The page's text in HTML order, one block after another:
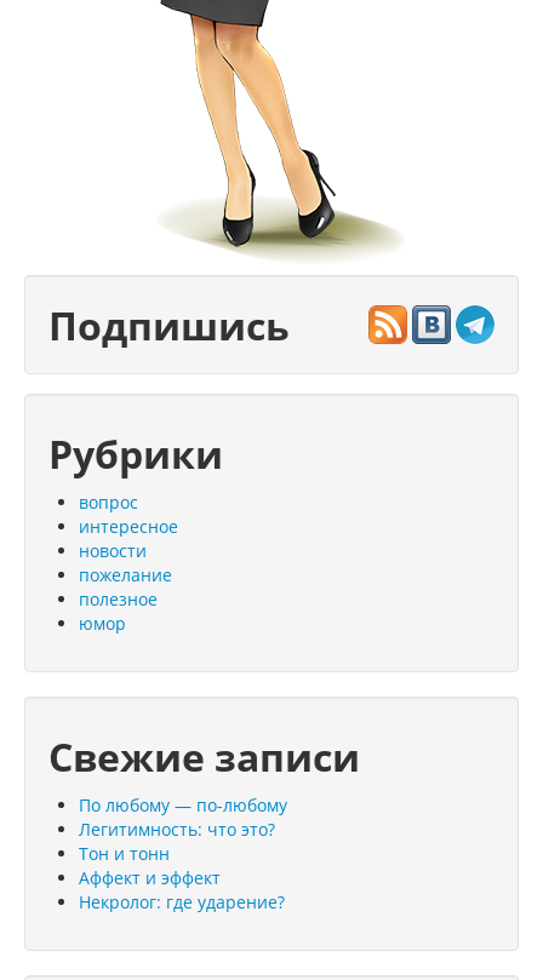
Подпишись
Рубрики
вопрос
интересное
новости
пожелание
полезное
юмор
Свежие записи
По любому — по-любому
Легитимность: что это?
Тон и тонн
Аффект и эффект
Некролог: где ударение?